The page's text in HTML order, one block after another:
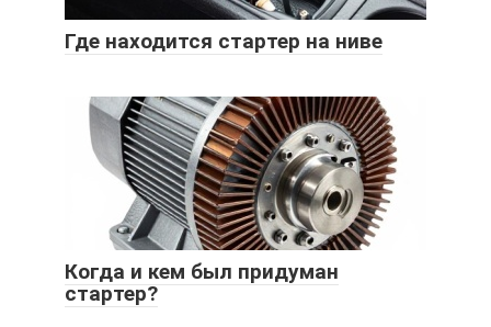
Где находится стартер на ниве
Когда и кем был придуман
стартер?